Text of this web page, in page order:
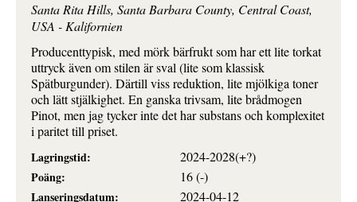
Santa Rita Hills, Santa Barbara County, Central Coast,
USA - Kalifornien
Producenttypisk, med mörk bärfrukt som har ett lite torkat
uttryck även om stilen är sval (lite som klassisk
Spätburgunder). Därtill viss reduktion, lite mjölkiga toner
och lätt stjälkighet. En ganska trivsam, lite brådmogen
Pinot, men jag tycker inte det har substans och komplexitet
i paritet till priset.
Lagringstid:
2024-2028(+?)
Poäng:
16 (-)
Lanseringsdatum:
2024-04-12